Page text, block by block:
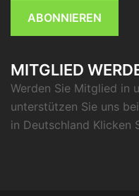
ABONNIEREN
MITGLIED
Werden Sie Mitglied in
unterstützen Sie uns
in Deutschland Klicken